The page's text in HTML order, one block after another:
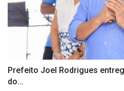
Prefeito Joel Rodrigues
do...